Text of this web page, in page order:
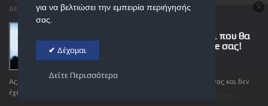
για να βελτιώσει την εμπειρία περιήγησής
σας.
Δέχομαι
Δείτε Περισσότερα
ΔΕΊΤΕ ΑΚΌΜΗ:
Αποτελεσματικοί Λόγοι που θα
φέρουν Πελάτες στο Site σας!
Ας το παραδεχτούμε, στην εποχή μας ο κόσμος είναι ανυπόμονος και δεν
έχει χρόνο για χάσιμο, είτε αυτό αφορά τη